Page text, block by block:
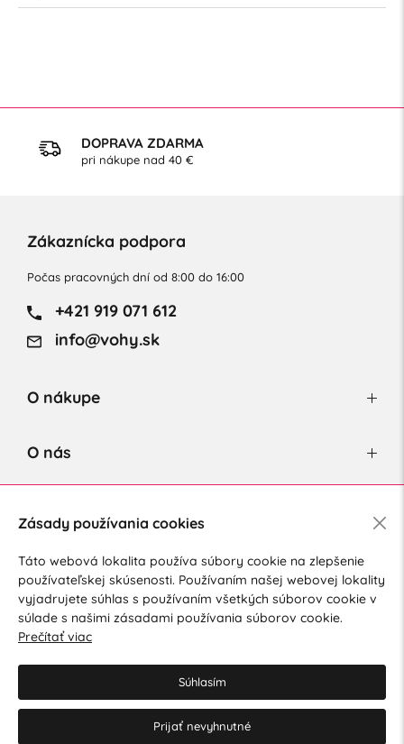
DOPRAVA ZDARMA
pri nákupe nad 40 €
Zákaznícka podpora
Počas pracovných dní od 8:00 do 16:00
+421 919 071 612
info@vohy.sk
O nákupe
O nás
Súhlasím so spracovaním osobných údajov pre marketingové
účely.Zásady ochrany osobných údajov.
Zásady používania cookies
Táto webová lokalita používa súbory cookie na zlepšenie
používateľskej skúsenosti. Používaním našej webovej lokality
vyjadrujete súhlas s používaním všetkých súborov cookie v
súlade s našimi zásadami používania súborov cookie.
Prečítať viac
Súhlasím
Prijať nevyhnutné